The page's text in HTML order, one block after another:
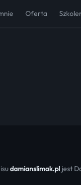
Oferta
damianslimak.pl jest